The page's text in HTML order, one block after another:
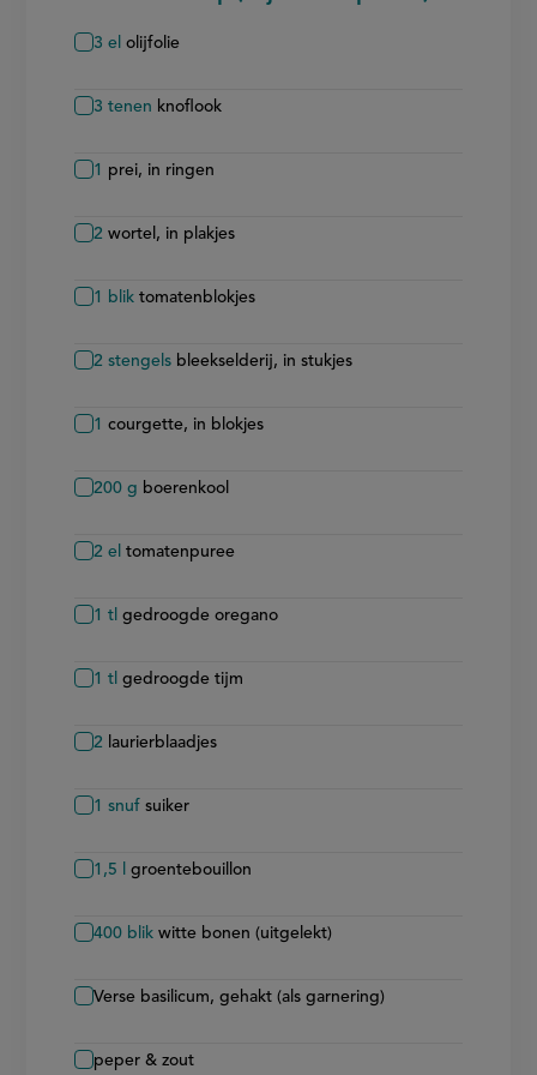
3 el olijfolie
3 tenen knoflook
1 prei, in ringen
2 wortel, in plakjes
1 blik tomatenblokjes
2 stengels bleekselderij, in stukjes
1 courgette, in blokjes
200 g boerenkool
2 el tomatenpuree
1 tl gedroogde oregano
1 tl gedroogde tijm
2 laurierblaadjes
1 snuf suiker
1,5 groentebouillon
400 blik witte bonen (uitgelekt)
Verse basilicum, gehakt (als garnering)
peper & zout